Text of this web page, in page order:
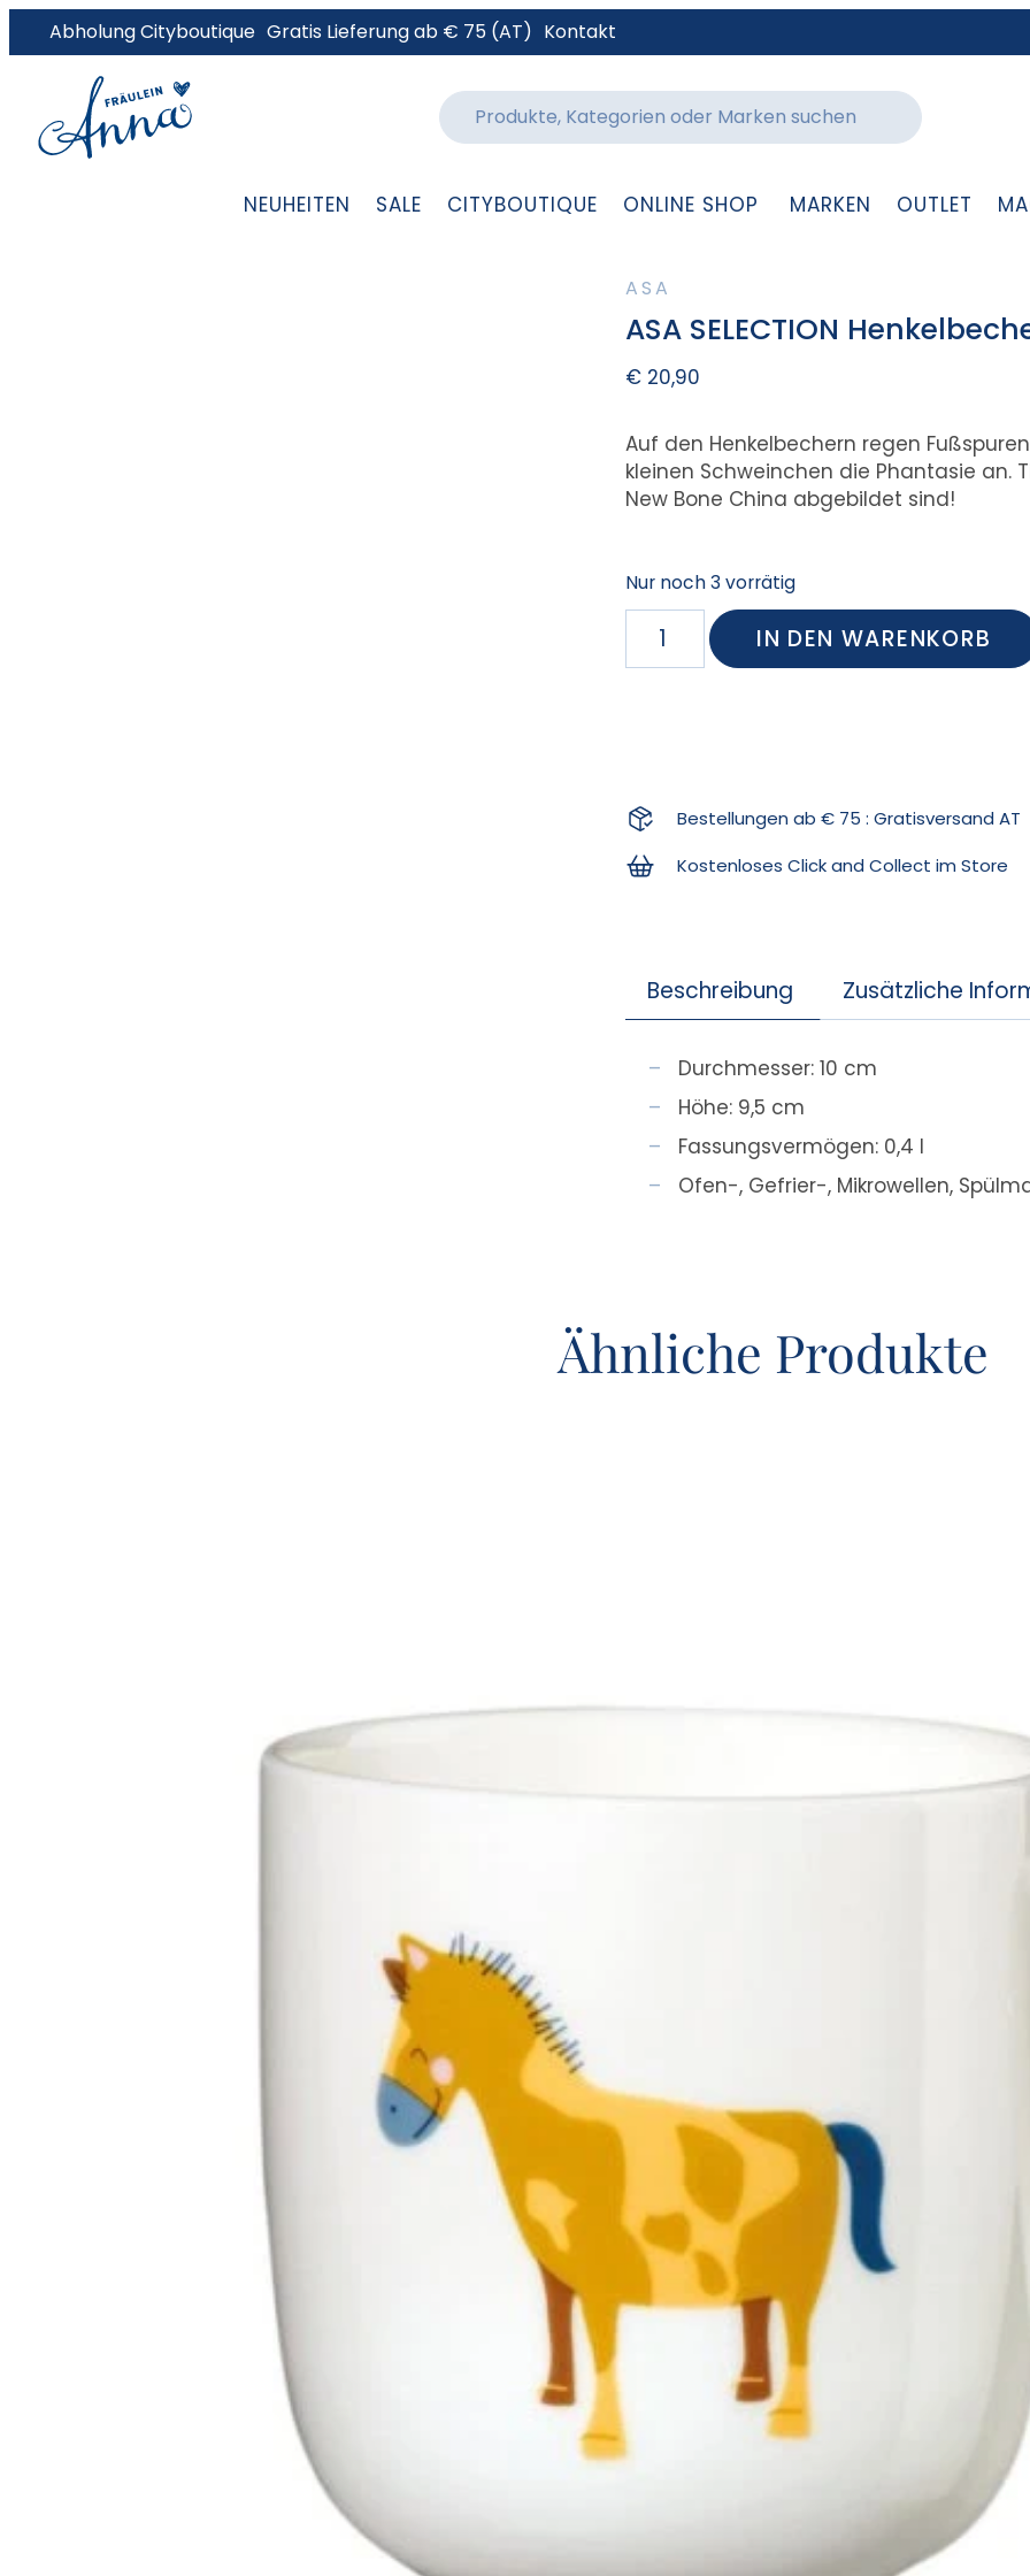
Abholung Cityboutique Gratis Lieferung ab € 75 (AT) Kontakt
NEUHEITEN SALE CITYBOUTIQUE ONLINE SHOP MARKEN OUTLET
ASA
ASA SELECTION
€ 20,90
Auf den Henkelbechern regen
kleinen Schweinchen die Phantasie an.
New Bone China abgebildet sind!
Nur noch 3 vorrätig
IN DEN WARENKORB
Bestellungen ab € 75 : Gratisversand AT
Kostenloses Click and Collect im Store
Beschreibung Zusätzliche
Durchmesser: 10 cm
Höhe: 9,5 cm
Fassungsvermögen: 0,4 l
Ofen-, Gefrier-, Mikrowellen,
Ähnliche Produkte